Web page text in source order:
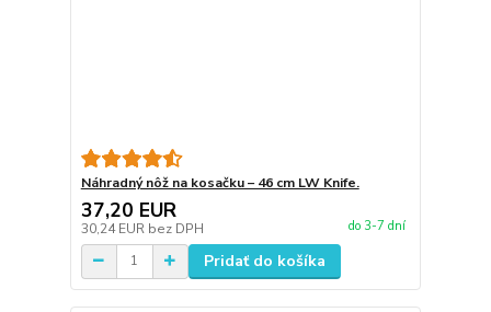
Náhradný nôž na kosačku – 46 cm LW Knife.
37,20 EUR
30,24 EUR bez DPH do 3-7 dní
Pridať do košíka